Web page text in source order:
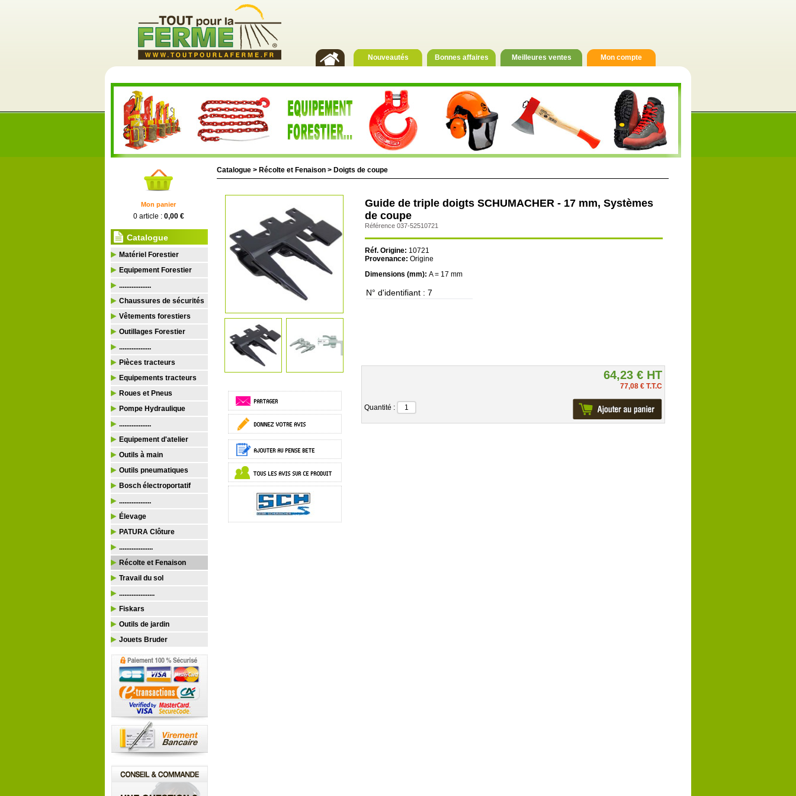
Nouveautés Bonnes affaires Meilleures ventes Mon compte
Mon panier
0 article : 0,00 €
Catalogue
Matériel Forestier
Equipement Forestier
..................
Chaussures de sécurités
Vêtements forestiers
Outillages Forestier
..................
Pièces tracteurs
Equipements tracteurs
Roues et Pneus
Pompe Hydraulique
..................
Equipement d'atelier
Outils à main
Outils pneumatiques
Bosch électroportatif
..................
Élevage
PATURA Clôture
...................
Récolte et Fenaison
Travail du sol
....................
Fiskars
Outils de jardin
Jouets Bruder
Catalogue > Récolte et Fenaison > Doigts de coupe
Guide de triple doigts SCHUMACHER - 17 mm, Systèmes
de coupe
Référence 037-52510721
Réf. Origine: 10721
Provenance: Origine
Dimensions (mm): A = 17 mm
N° d'identifiant : 7
64,23 € HT
77,08 € T.T.C
Quantité :